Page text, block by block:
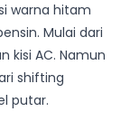
warna hitam
Mulai dari
kisi AC. Namun
shifting
putar.